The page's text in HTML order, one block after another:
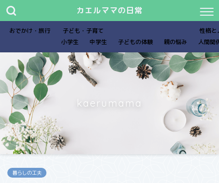
カエルママの日常
おでかけ・旅行
子ども・子育て
小学生
中学生 子どもの体験 親の悩み
性格と
人間関
kaerumama
暮らしの工夫